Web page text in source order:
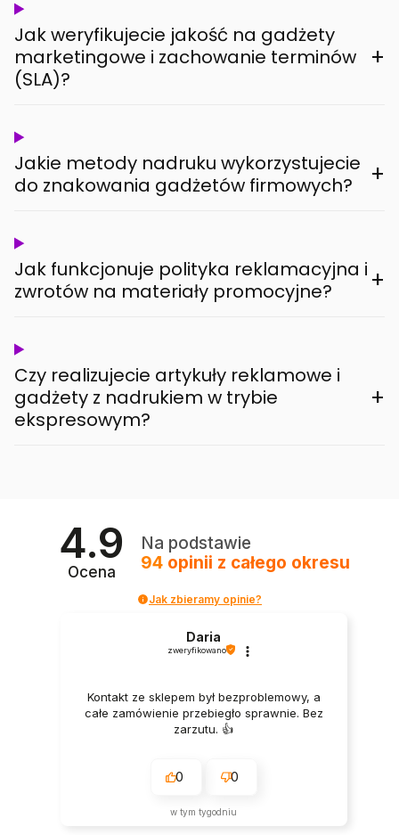
Jak weryfikujecie jakość na gadżety
marketingowe i zachowanie terminów
(SLA)?
+
Jakie metody nadruku wykorzystujecie
do znakowania gadżetów firmowych?
+
Jak funkcjonuje polityka reklamacyjna i
zwrotów na materiały promocyjne?
+
Czy realizujecie artykuły reklamowe i
gadżety z nadrukiem w trybie
ekspresowym?
+
4.9
Ocena
Na podstawie
94 opinii z całego okresu
Jak zbieramy opinie?
Daria
zweryfikowano
Kontakt ze sklepem był bezproblemowy, a
całe zamówienie przebiegło sprawnie. Bez
zarzutu. 👍️
0 0
w tym tygodniu